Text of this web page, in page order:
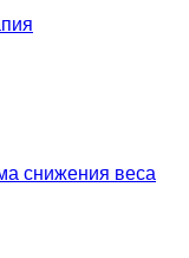
снижения веса